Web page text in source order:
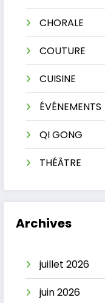
CHORALE
COUTURE
CUISINE
ÉVÉNEMENTS
QI GONG
THÉÂTRE
Archives
juillet 2026
juin 2026